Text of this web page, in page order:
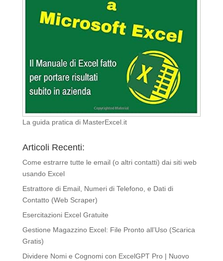
La guida pratica di MasterExcel.it
Articoli Recenti:
Come estrarre tutte le email (o altri contatti) dai siti web
usando Excel
Estrattore di Email, Numeri di Telefono, e Dati di
Contatto (Web Scraper)
Esercitazioni Excel Gratuite
Gestione Magazzino Excel: File Pronto all’Uso (Scarica
Gratis)
Dividere Nomi e Cognomi con ExcelGPT Pro | Nuovo